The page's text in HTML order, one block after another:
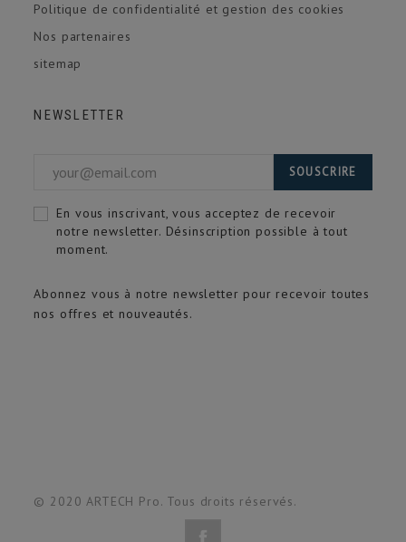
Politique de confidentialité et gestion des cookies
Nos partenaires
sitemap
NEWSLETTER
Abonnez vous à notre newsletter pour recevoir toutes
nos offres et nouveautés.
SOUSCRIRE
En vous inscrivant, vous acceptez de recevoir
notre newsletter. Désinscription possible à tout
moment.
© 2020 ARTECH Pro. Tous droits réservés.